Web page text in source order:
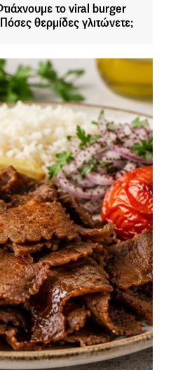
το viral burger
θερμίδες γλιτώνετε;